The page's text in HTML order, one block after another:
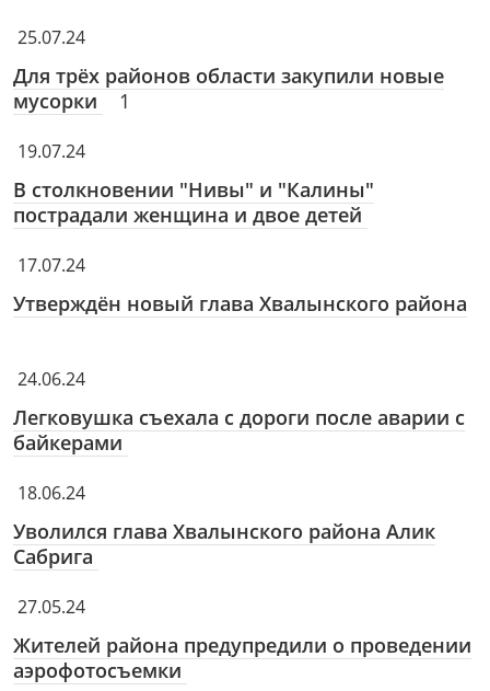
25.07.24
Для трёх районов области закупили новые
мусорки
1
19.07.24
В столкновении "Нивы" и "Калины"
пострадали женщина и двое детей
17.07.24
Утверждён новый глава Хвалынского района
24.06.24
Легковушка съехала с дороги после аварии с
байкерами
18.06.24
Уволился глава Хвалынского района Алик
Сабрига
27.05.24
Жителей района предупредили о проведении
аэрофотосъемки